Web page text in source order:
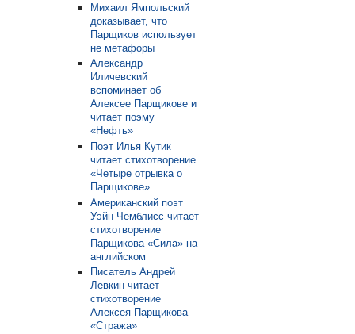
Михаил Ямпольский
доказывает, что
Парщиков использует
не метафоры
Александр
Иличевский
вспоминает об
Алексее Парщикове и
читает поэму
«Нефть»
Поэт Илья Кутик
читает стихотворение
«Четыре отрывка о
Парщикове»
Американский поэт
Уэйн Чемблисс читает
стихотворение
Парщикова «Сила» на
английском
Писатель Андрей
Левкин читает
стихотворение
Алексея Парщикова
«Стража»